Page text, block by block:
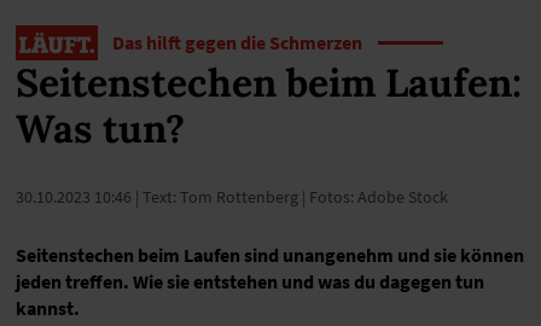
Das hilft gegen die Schmerzen
Seitenstechen beim Laufen:
Was tun?
30.10.2023 10:46 | Text: Tom Rottenberg | Fotos: Adobe Stock
Seitenstechen beim Laufen sind unangenehm und sie können
jeden treffen. Wie sie entstehen und was du dagegen tun
kannst.